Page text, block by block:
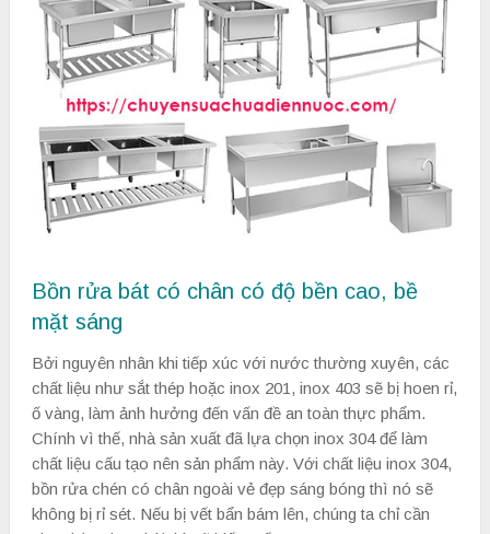
Bồn rửa bát có chân có độ bền cao, bề
mặt sáng
Bởi nguyên nhân khi tiếp xúc với nước thường xuyên, các
chất liệu như sắt thép hoặc inox 201, inox 403 sẽ bị hoen rỉ,
ố vàng, làm ảnh hưởng đến vấn đề an toàn thực phẩm.
Chính vì thế, nhà sản xuất đã lựa chọn inox 304 để làm
chất liệu cấu tạo nên sản phẩm này. Với chất liệu inox 304,
bồn rửa chén có chân ngoài vẻ đẹp sáng bóng thì nó sẽ
không bị rỉ sét. Nếu bị vết bẩn bám lên, chúng ta chỉ cần